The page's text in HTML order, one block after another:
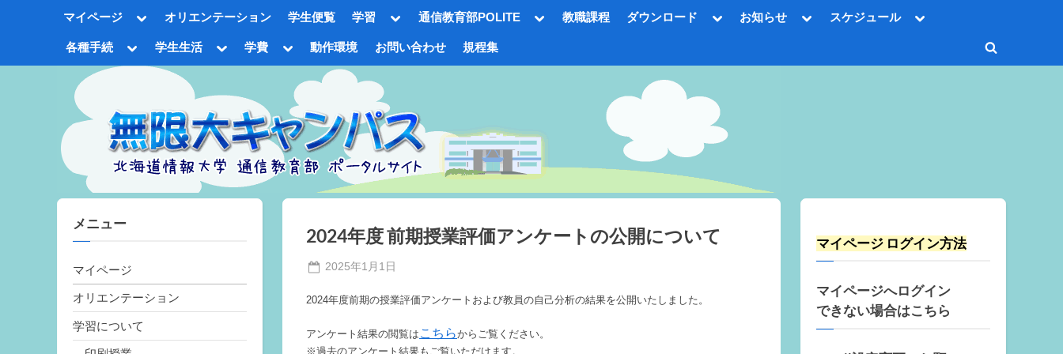
マイページ
Toggle
menu
オリエンテーション 学生便覧 学習
Toggle
menu
sub-
通信教育部POLITE
Toggle教職課程 ダウンロード
Toggle
Toggle
お知らせ
Toggle
menu
スケジュール
Toggle
各種手続
Toggle
menu
学生生活
Toggle
sub-
menu
学費
Toggle動作環境 お問い合わせ 規程集
Toggle
2024年度 前期授業評価アンケートの公開について
Posted
2025年1月1日
務
M.I
2024年度前期の授業評価アンケートおよび教員の自己分析の結果を公開いたしました。
アンケート結果の閲覧は こちらからご覧ください。
※過去のアンケート結果もご覧いただけます。
メニュー
マイページ
オリエンテーション
学習について
マイページ ログイン方法
マイページへログイン
できない場合はこちら